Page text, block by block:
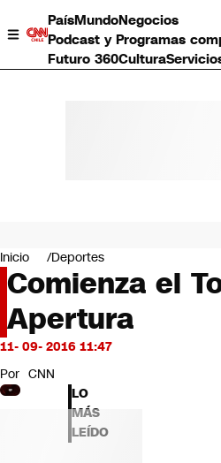
PaísMundoNegocios
Podcast y Programas
Futuro 360Cultura
Negocios
Deportes
Programas completos
Cultura
Servicios
Bits
CNN Data
CNN tiempo
Futuro 360
Inicio Deportes
Comienza el
Apertura
11- 09- 2016 11:47
Por CNN
LO
MÁS
LEÍDO